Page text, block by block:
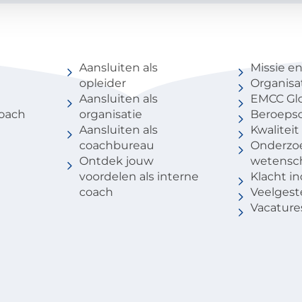
Aansluiten als
opleider
Aansluiten als
organisatie
Aansluiten als
coachbureau
Ontdek jouw
voordelen als interne
coach
Missie
EMCC
Kwaliteit
Klacht